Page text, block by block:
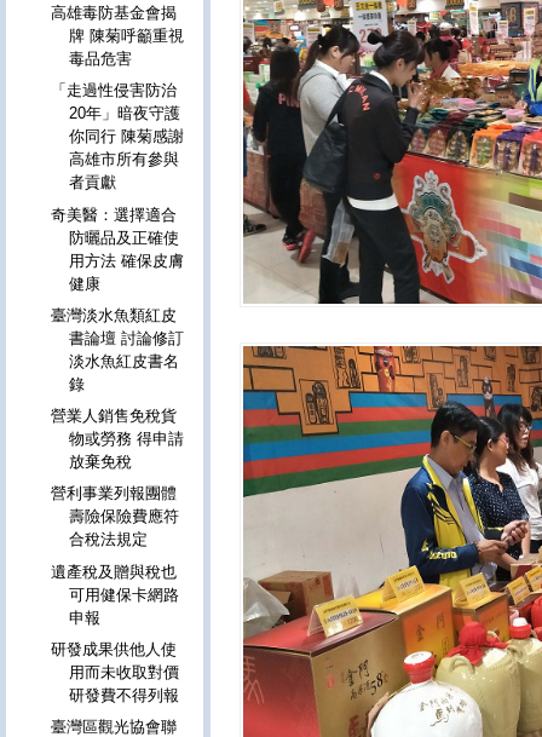
高雄毒防基金會揭
牌 陳菊呼籲重視
毒品危害
「走過性侵害防治
20年」暗夜守護
你同行 陳菊感謝
高雄市所有參與
者貢獻
奇美醫：選擇適合
防曬品及正確使
用方法 確保皮膚
健康
臺灣淡水魚類紅皮
書論壇 討論修訂
淡水魚紅皮書名
錄
營業人銷售免稅貨
物或勞務 得申請
放棄免稅
營利事業列報團體
壽險保險費應符
合稅法規定
遺產稅及贈與稅也
可用健保卡網路
申報
研發成果供他人使
用而未收取對價
研發費不得列報
臺灣區觀光協會聯